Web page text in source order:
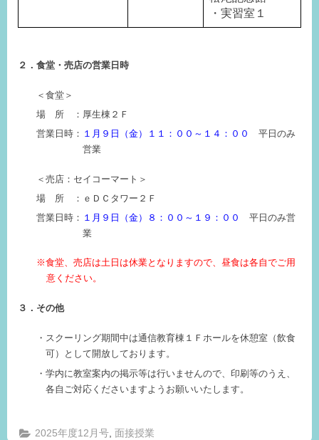
・実習室１
２．食堂・売店の営業日時
＜食堂＞
場 所 ：厚生棟２Ｆ
営業日時： １月９日（金）１１：００～１４：００
平日のみ
営業
＜売店：セイコーマート＞
場 所 ：ｅＤＣタワー２Ｆ
営業日時： １月９日（金）８：００～１９：００
平日のみ営
業
※食堂、売店は土日は休業となりますので、昼食は各自でご用
意ください。
３．その他
スクーリング期間中は通信教育棟１Ｆホールを休憩室（飲食
可）として開放しております。
学内に教室案内の掲示等は行いませんので、印刷等のうえ、
各自ご対応くださいますようお願いいたします。
2025年度12月号 ,面接授業